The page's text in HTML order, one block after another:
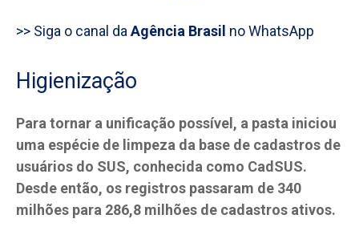
>> Siga o canal da Agência Brasil no WhatsApp
Higienização
Para tornar a unificação possível, a pasta iniciou
uma espécie de limpeza da base de cadastros de
usuários do SUS, conhecida como CadSUS.
Desde então, os registros passaram de 340
milhões para 286,8 milhões de cadastros ativos.